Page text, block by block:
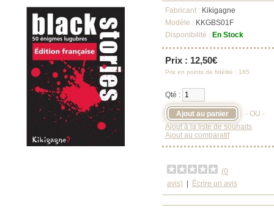
Fabricant : Kikigagne
Modèle : KKGBS01F
Disponibilité : En Stock
Prix : 12,50€
Prix en points de fidélité : 165
Qté :
- OU -
Ajout à la liste de souhaits
Ajout au comparatif
(0
avis)
Écrire un avis